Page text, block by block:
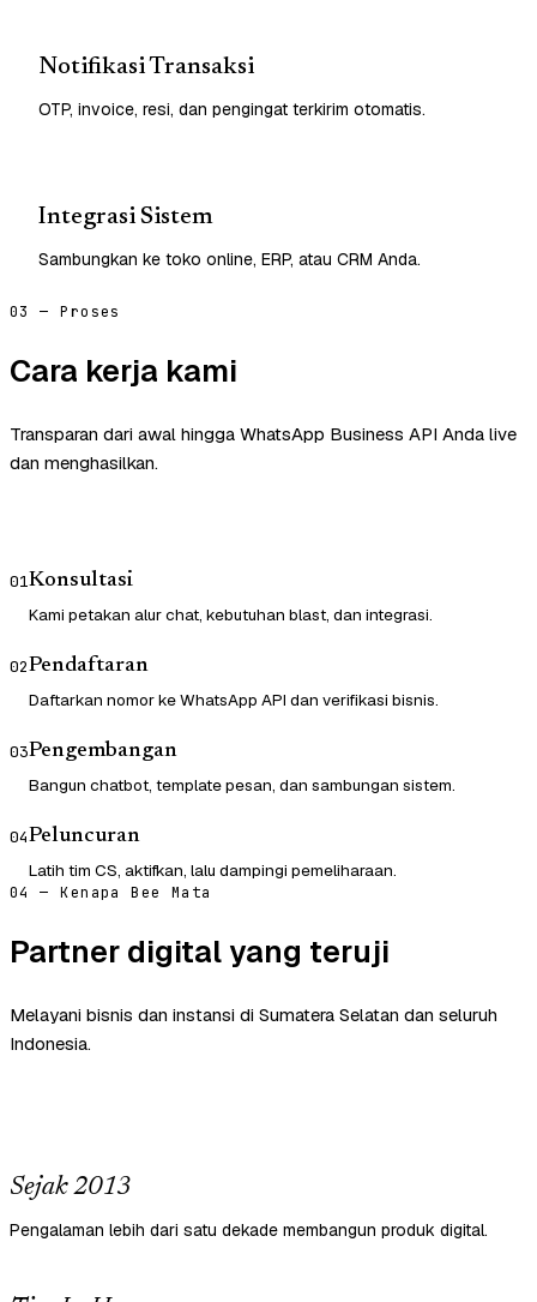
Notifikasi Transaksi
OTP, invoice, resi, dan pengingat terkirim otomatis.
Integrasi Sistem
Sambungkan ke toko online, ERP, atau CRM Anda.
03 — Proses
Cara kerja kami
Transparan dari awal hingga WhatsApp Business API Anda live
dan menghasilkan.
01Konsultasi
Kami petakan alur chat, kebutuhan blast, dan integrasi.
02Pendaftaran
Daftarkan nomor ke WhatsApp API dan verifikasi bisnis.
03Pengembangan
Bangun chatbot, template pesan, dan sambungan sistem.
04Peluncuran
Latih tim CS, aktifkan, lalu dampingi pemeliharaan.
04 — Kenapa Bee Mata
Partner digital yang teruji
Melayani bisnis dan instansi di Sumatera Selatan dan seluruh
Indonesia.
Sejak 2013
Pengalaman lebih dari satu dekade membangun produk digital.